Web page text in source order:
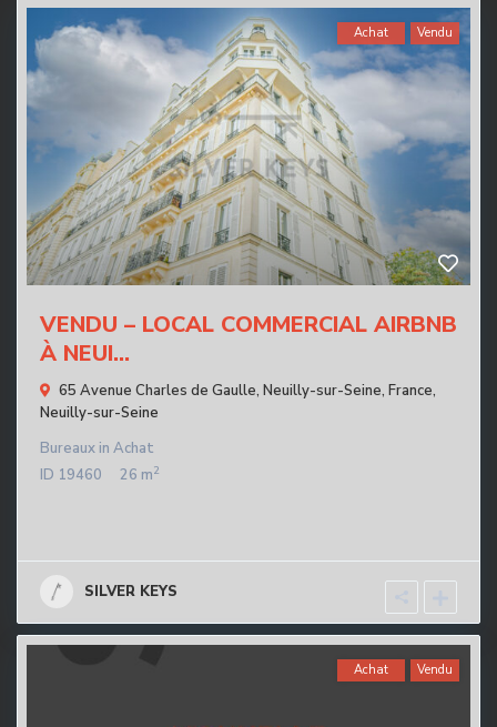
Achat Vendu
VENDU – LOCAL COMMERCIAL AIRBNB
À NEUI...
65 Avenue Charles de Gaulle, Neuilly-sur-Seine, France,
Neuilly-sur-Seine
Bureaux in Achat
ID 19460 26 m2
SILVER KEYS
Achat Vendu